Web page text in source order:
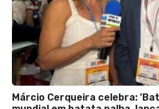
Márcio Cerqueira celebra: